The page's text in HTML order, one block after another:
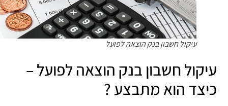
עיקול חשבון בנק הוצאה לפועל
חשבון בנק הוצאה לפועל –
הוא מתבצע ?